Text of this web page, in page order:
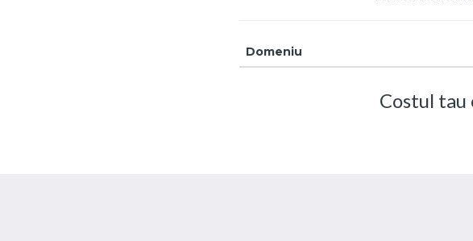
Domeniu
Costul tau